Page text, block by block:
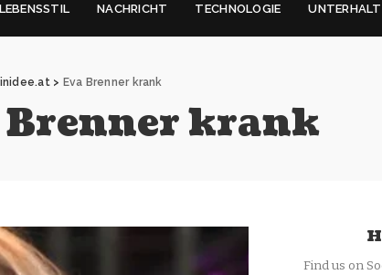
LEBENSSTIL NACHRICHT TECHNOLOGIE
> Eva Brenner krank
Brenner krank
Find us on